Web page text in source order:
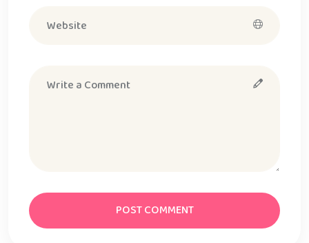
POST COMMENT